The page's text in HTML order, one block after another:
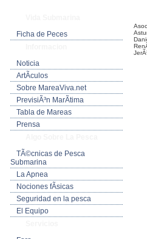
Ficha de Peces
Noticia
ArtÃ­culos
Sobre MareaViva.net
PrevisiÃ³n MarÃ­tima
Tabla de Mareas
Prensa
TÃ©cnicas de Pesca
Submarina
La Apnea
Nociones fÃ­sicas
Seguridad en la pesca
El Equipo